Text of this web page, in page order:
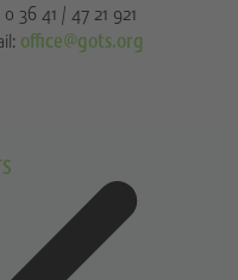
0 36 41 / 47 21 921
office@gots.org